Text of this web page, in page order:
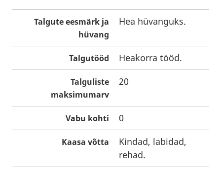
Talgute eesmärk ja
hüvang
Hea hüvanguks.
Talgutööd Heakorra tööd.
Talguliste
maksimumarv
20
Vabu kohti 0
Kaasa võtta
Kindad, labidad,
rehad.